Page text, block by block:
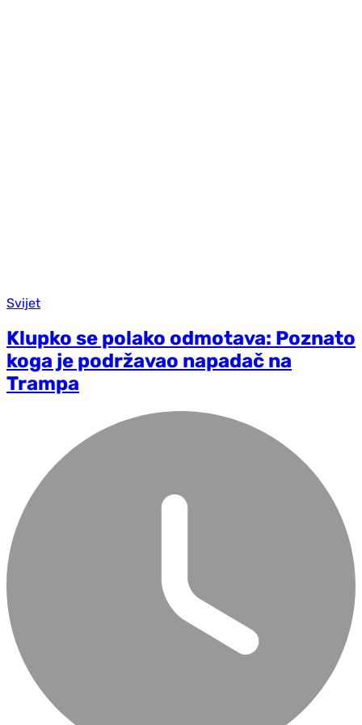
Svijet
Klupko se polako odmotava: Poznato
koga je podržavao napadač na
Trampa